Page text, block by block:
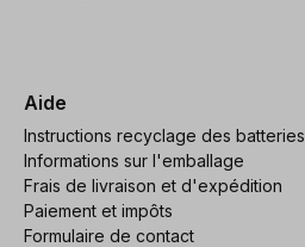
Aide
Instructions recyclage des batteries
Informations sur l'emballage
Frais de livraison et d'expédition
Paiement et impôts
Formulaire de contact